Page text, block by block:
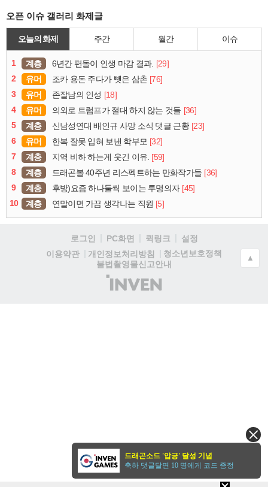
오픈 이슈 갤러리 화제글
오늘의 화제 주간 월간 이슈
1 계층 6년간 편돌이 인생 마감 결과. [29]
2
유머 조카 용돈 주다가 뺏은 삼촌 [76]
3
유머 존잘남의 인성 [18]
4
유머 의외로 트럼프가 절대 하지 않는 것들 [36]
5
계층 신남성연대 배인규 사망 소식 댓글 근황 [23]
6
유머 한복 잘못 입혀 보낸 학부모 [32]
7
계층 지역 비하 하는게 웃긴 이유. [59]
8
계층 드래곤볼 40주년 리스펙트하는 만화작가들 [36]
9
계층 후방)요즘 하나둘씩 보이는 투명의자 [45]
10
계층 연말이면 가끔 생각나는 직원 [5]
로그인 PC화면 퀵링크
설정
이용약관
개인정보처리방침
청소년보호정책
불법촬영물신고안내
(주)
인
▲
드래곤소드 '압긍' 달성 기념
축하 댓글달면 10 명에게 코드 증정